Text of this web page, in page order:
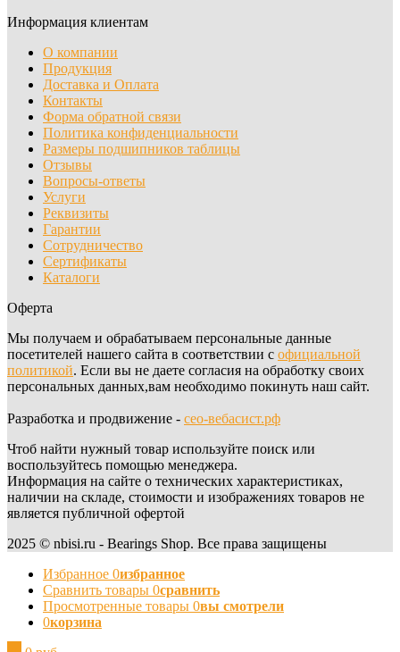
Информация клиентам
О компании
Продукция
Доставка и Оплата
Контакты
Форма обратной связи
Политика конфиденциальности
Размеры подшипников таблицы
Отзывы
Вопросы-ответы
Услуги
Реквизиты
Гарантии
Сотрудничество
Сертификаты
Каталоги
Оферта
Мы получаем и обрабатываем персональные данные
посетителей нашего сайта в соответствии с официальной
политикой. Если вы не даете согласия на обработку своих
персональных данных,вам необходимо покинуть наш сайт.
Разработка и продвижение - сео-вебасист.рф
Чтоб найти нужный товар используйте поиск или
воспользуйтесь помощью менеджера.
Информация на сайте о технических характеристиках,
наличии на складе, стоимости и изображениях товаров не
является публичной офертой
2025 © nbisi.ru - Bearings Shop. Все права защищены
Избранное 0избранное
Сравнить товары 0сравнить
Просмотренные товары 0вы смотрели
0корзина